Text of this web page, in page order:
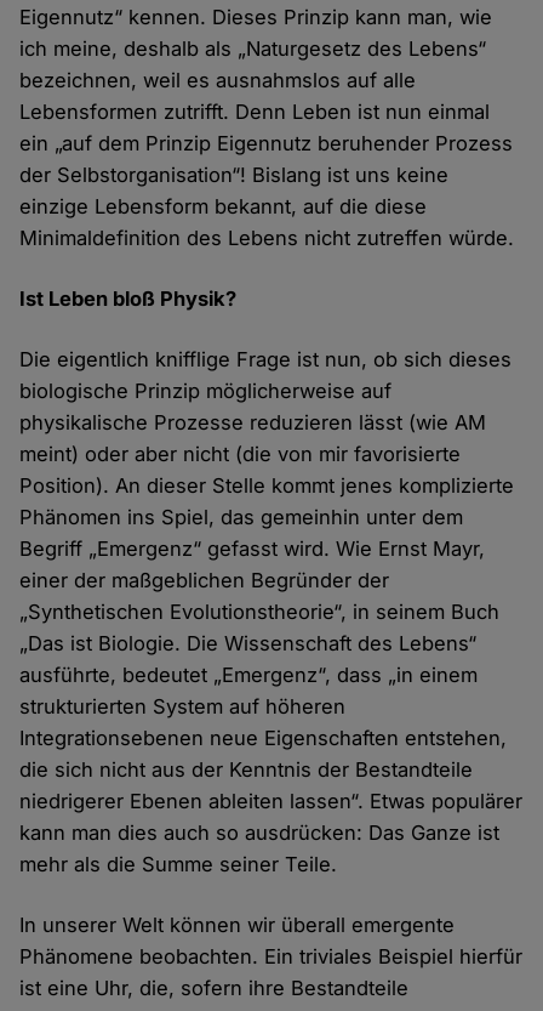
Eigennutz“ kennen. Dieses Prinzip kann man, wie
ich meine, deshalb als „Naturgesetz des Lebens“
bezeichnen, weil es ausnahmslos auf alle
Lebensformen zutrifft. Denn Leben ist nun einmal
ein „auf dem Prinzip Eigennutz beruhender Prozess
der Selbstorganisation“! Bislang ist uns keine
einzige Lebensform bekannt, auf die diese
Minimaldefinition des Lebens nicht zutreffen würde.
Ist Leben bloß Physik?
Die eigentlich knifflige Frage ist nun, ob sich dieses
biologische Prinzip möglicherweise auf
physikalische Prozesse reduzieren lässt (wie AM
meint) oder aber nicht (die von mir favorisierte
Position). An dieser Stelle kommt jenes komplizierte
Phänomen ins Spiel, das gemeinhin unter dem
Begriff „Emergenz“ gefasst wird. Wie Ernst Mayr,
einer der maßgeblichen Begründer der
„Synthetischen Evolutionstheorie“, in seinem Buch
„Das ist Biologie. Die Wissenschaft des Lebens“
ausführte, bedeutet „Emergenz“, dass „in einem
strukturierten System auf höheren
Integrationsebenen neue Eigenschaften entstehen,
die sich nicht aus der Kenntnis der Bestandteile
niedrigerer Ebenen ableiten lassen“. Etwas populärer
kann man dies auch so ausdrücken: Das Ganze ist
mehr als die Summe seiner Teile.
In unserer Welt können wir überall emergente
Phänomene beobachten. Ein triviales Beispiel hierfür
ist eine Uhr, die, sofern ihre Bestandteile